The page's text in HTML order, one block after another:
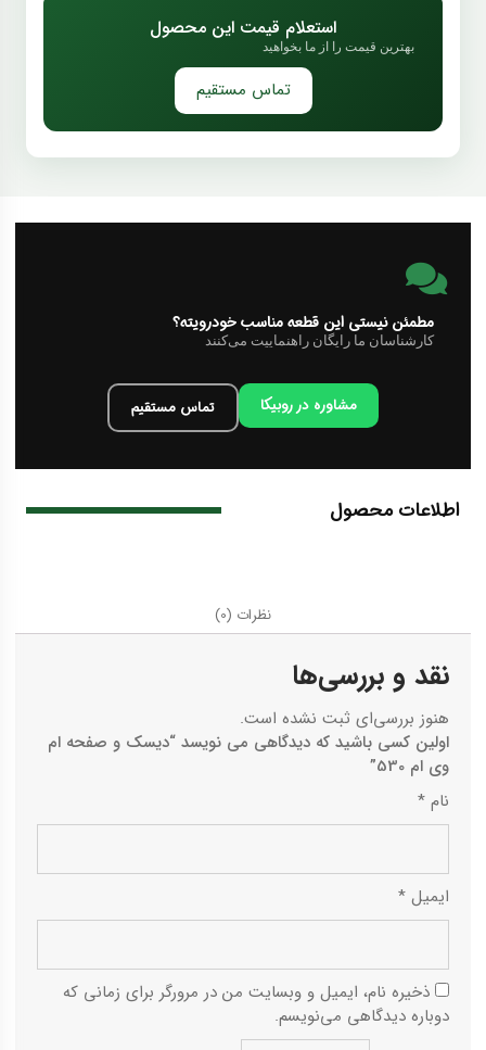
استعلام قیمت این محصول
بهترین قیمت را از ما بخواهید
تماس مستقیم
مطمئن نیستی این قطعه مناسب خودرویته؟
کارشناسان ما رایگان راهنماییت می‌کنند
مشاوره در روبیکا تماس مستقیم
اطلاعات محصول
نظرات (0)
نقد و بررسی‌ها
هنوز بررسی‌ای ثبت نشده است.
اولین کسی باشید که دیدگاهی می نویسد “دیسک و صفحه ام
وی ام 530”
نام *
ایمیل *
ذخیره نام، ایمیل و وبسایت من در مرورگر برای زمانی که
دوباره دیدگاهی می‌نویسم.